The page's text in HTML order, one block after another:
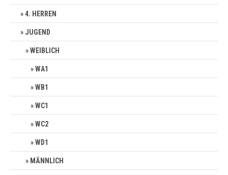
4. HERREN
JUGEND
WEIBLICH
WA1
WB1
WC1
WC2
WD1
MÄNNLICH